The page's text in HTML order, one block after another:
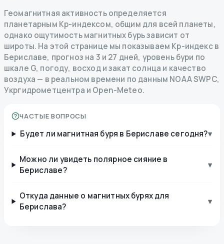
Геомагнитная активность определяется
планетарным Kp-индексом, общим для всей планеты,
однако ощутимость магнитных бурь зависит от
широты. На этой странице мы показываем Kp-индекс в
Бериславе, прогноз на 3 и 27 дней, уровень бури по
шкале G, погоду, восход и закат солнца и качество
воздуха — в реальном времени по данным NOAA SWPC,
Укргидрометцентра и Open-Meteo.
ЧАСТЫЕ ВОПРОСЫ
Будет ли магнитная буря в Бериславе сегодня?▾
Можно ли увидеть полярное сияние в
Бериславе?
▾
Откуда данные о магнитных бурях для
Берислава?
▾